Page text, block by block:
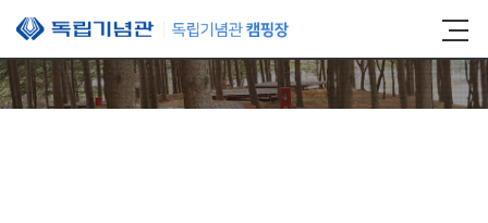
본문 바로가기